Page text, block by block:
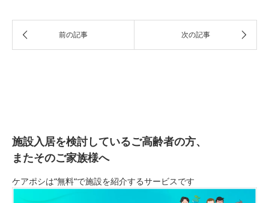
施設入居を検討しているご高齢者の方、
またそのご家族様へ
ケアポシは“無料“で施設を紹介するサービスです